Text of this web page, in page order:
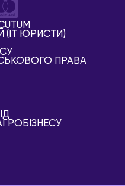
(IT ЮРИСТИ)
ПРАВА